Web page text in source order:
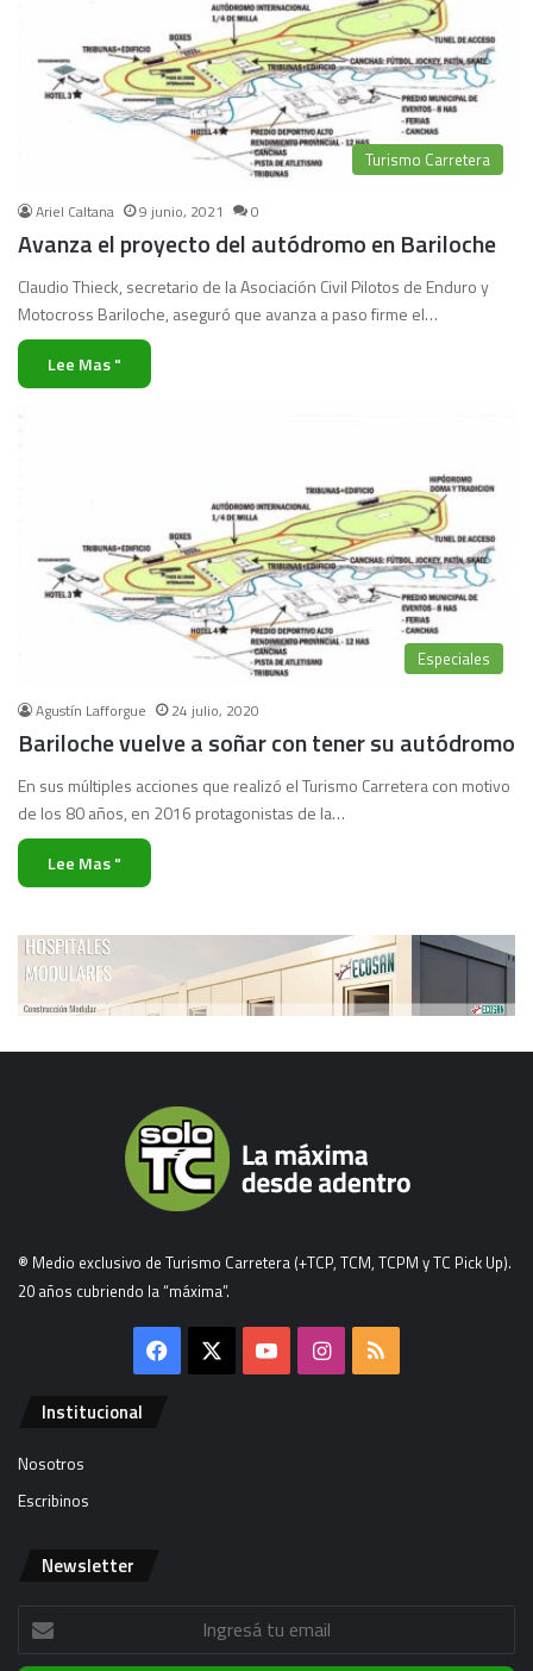
Turismo Carretera
Ariel Caltana 9 junio, 2021 0
Avanza el proyecto del autódromo en Bariloche
Claudio Thieck, secretario de la Asociación Civil Pilotos de Enduro y
Motocross Bariloche, aseguró que avanza a paso firme el…
Lee Mas "
Especiales
Agustín Lafforgue 24 julio, 2020
Bariloche vuelve a soñar con tener su autódromo
En sus múltiples acciones que realizó el Turismo Carretera con motivo
de los 80 años, en 2016 protagonistas de la…
Lee Mas "
® Medio exclusivo de Turismo Carretera (+TCP, TCM, TCPM y TC Pick Up).
20 años cubriendo la “máxima”.
Facebook YouTubeInstagram
RSS
Institucional
Nosotros
Escribinos
Newsletter
Ingresá